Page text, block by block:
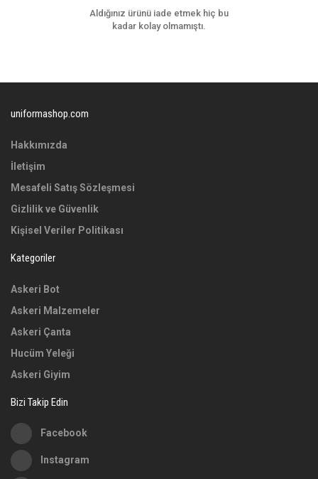
Aldığınız ürünü iade etmek hiç bu
kadar kolay olmamıştı.
uniformashop.com
Hakkımızda
İletişim
Mesafeli Satış Sözleşmesi
Gizlilik ve Güvenlik
Kişisel Veriler Politikası
Kategoriler
Askeri Bot
Askeri Malzemeler
Askeri Çanta
Hucüm Yeleği
Askeri Giyim
Bizi Takip Edin
Facebook
Instagram